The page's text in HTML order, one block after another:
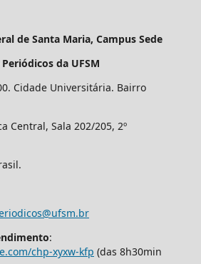
de Santa Maria, Campus Sede
da UFSM
Cidade Universitária. Bairro
Central, Sala 202/205, 2º
:
chp-xyxw-kfp (das 8h30min